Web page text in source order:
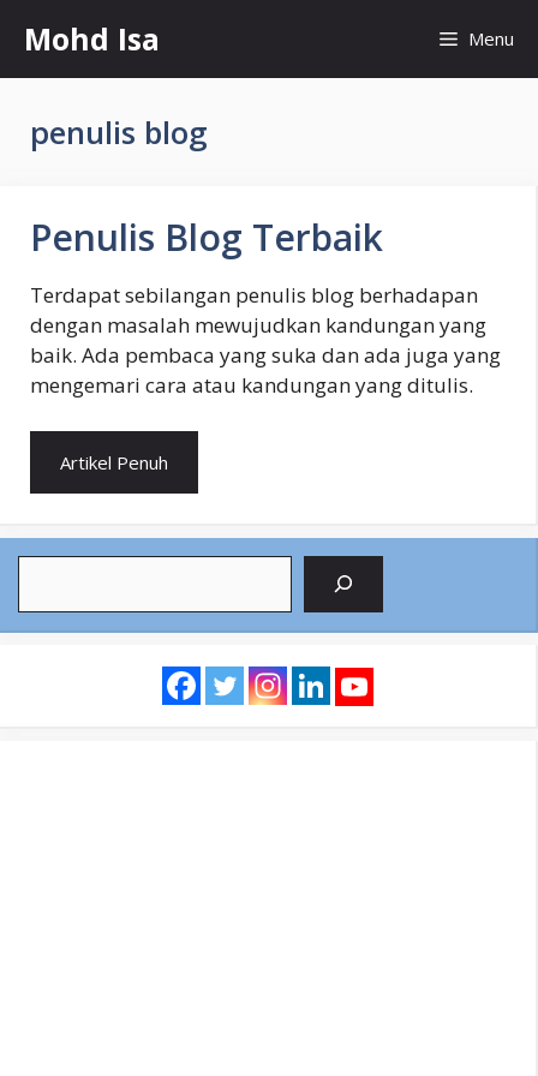
content
Mohd Isa Menu
penulis blog
Penulis Blog Terbaik
Terdapat sebilangan penulis blog berhadapan
dengan masalah mewujudkan kandungan yang
baik. Ada pembaca yang suka dan ada juga yang
mengemari cara atau kandungan yang ditulis.
Artikel Penuh